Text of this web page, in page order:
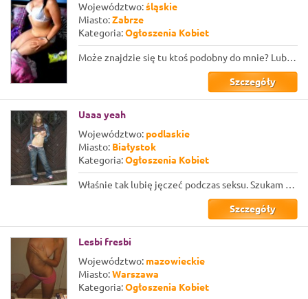
Województwo:śląskie
Miasto:Zabrze
Kategoria:Ogłoszenia Kobiet
Może znajdzie się tu ktoś podobny do mnie? Lubiący tą samą płeć? Ocieranie się ł...
Szczegóły
Uaaa yeah
Województwo: podlaskie
Miasto: Białystok
Kategoria:Ogłoszenia Kobiet
Właśnie tak lubię jęczeć podczas seksu. Szukam fajnej dziewczyny, która też lubi...
Szczegóły
Lesbi fresbi
Województwo: mazowieckie
Miasto:Warszawa
Kategoria:Ogłoszenia Kobiet